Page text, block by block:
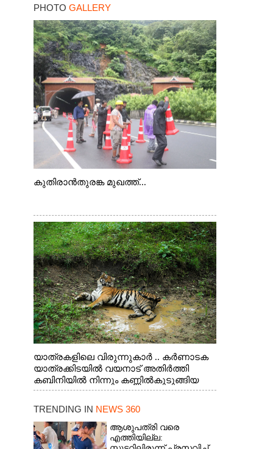
PHOTO GALLERY
കുതിരാൻതുരങ്ക മുഖത്ത്...
യാത്രകളിലെ വിരുന്നുകാർ .. കർണാടക
യാത്രക്കിടയിൽ വയനാട് അതിർത്തി
കബിനിയിൽ നിന്നും കണ്ണിൽകുടുങ്ങിയ
കടുവ.
TRENDING IN NEWS 360
ആശുപത്രി വരെ
എത്തിയില്ല: